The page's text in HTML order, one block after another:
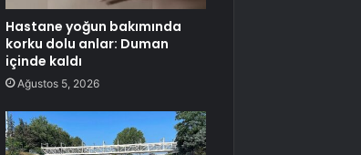
Hastane yoğun bakımında
korku dolu anlar: Duman
içinde kaldı
Ağustos 5, 2026